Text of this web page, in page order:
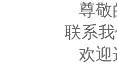
尊敬
联系
欢迎